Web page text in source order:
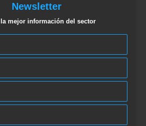
Newsletter
mejor información del sector